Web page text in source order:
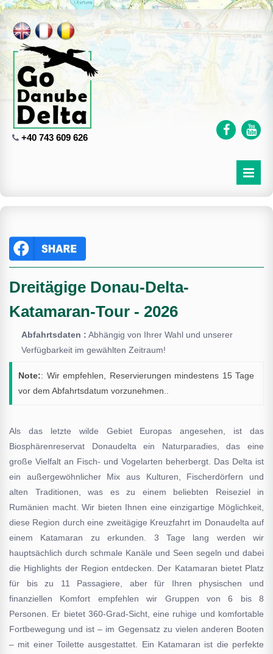
+40 743 609 626
Dreitägige Donau-Delta-
Katamaran-Tour - 2026
Abfahrtsdaten : Abhängig von Ihrer Wahl und unserer
Verfügbarkeit im gewählten Zeitraum!
Note:: Wir empfehlen, Reservierungen mindestens 15 Tage
vor dem Abfahrtsdatum vorzunehmen..
Als das letzte wilde Gebiet Europas angesehen, ist das
Biosphärenreservat Donaudelta ein Naturparadies, das eine
große Vielfalt an Fisch- und Vogelarten beherbergt. Das Delta ist
ein außergewöhnlicher Mix aus Kulturen, Fischerdörfern und
alten Traditionen, was es zu einem beliebten Reiseziel in
Rumänien macht. Wir bieten Ihnen eine einzigartige Möglichkeit,
diese Region durch eine zweitägige Kreuzfahrt im Donaudelta auf
einem Katamaran zu erkunden. 3 Tage lang werden wir
hauptsächlich durch schmale Kanäle und Seen segeln und dabei
die Highlights der Region entdecken. Der Katamaran bietet Platz
für bis zu 11 Passagiere, aber für Ihren physischen und
finanziellen Komfort empfehlen wir Gruppen von 6 bis 8
Personen. Er bietet 360-Grad-Sicht, eine ruhige und komfortable
Fortbewegung und ist – im Gegensatz zu vielen anderen Booten
– mit einer Toilette ausgestattet. Ein Katamaran ist die perfekte